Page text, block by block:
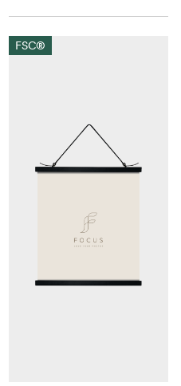
FSC®